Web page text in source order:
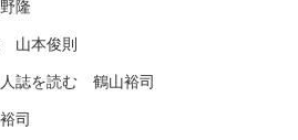
隆
山本俊則
誌を読む 鶴山裕司
司